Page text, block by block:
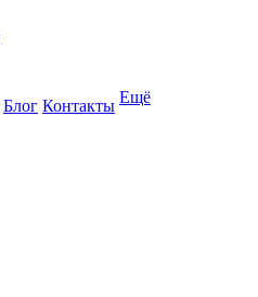
Блог Контакты Ещё